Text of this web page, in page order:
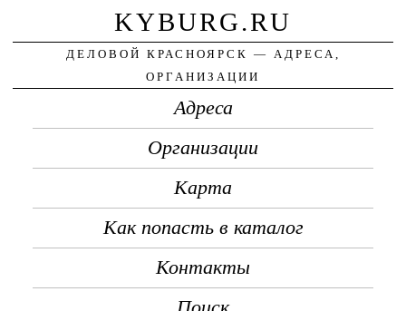
KYBURG.RU
ДЕЛОВОЙ КРАСНОЯРСК — АДРЕСА,
ОРГАНИЗАЦИИ
Адреса
Организации
Карта
Как попасть в каталог
Контакты